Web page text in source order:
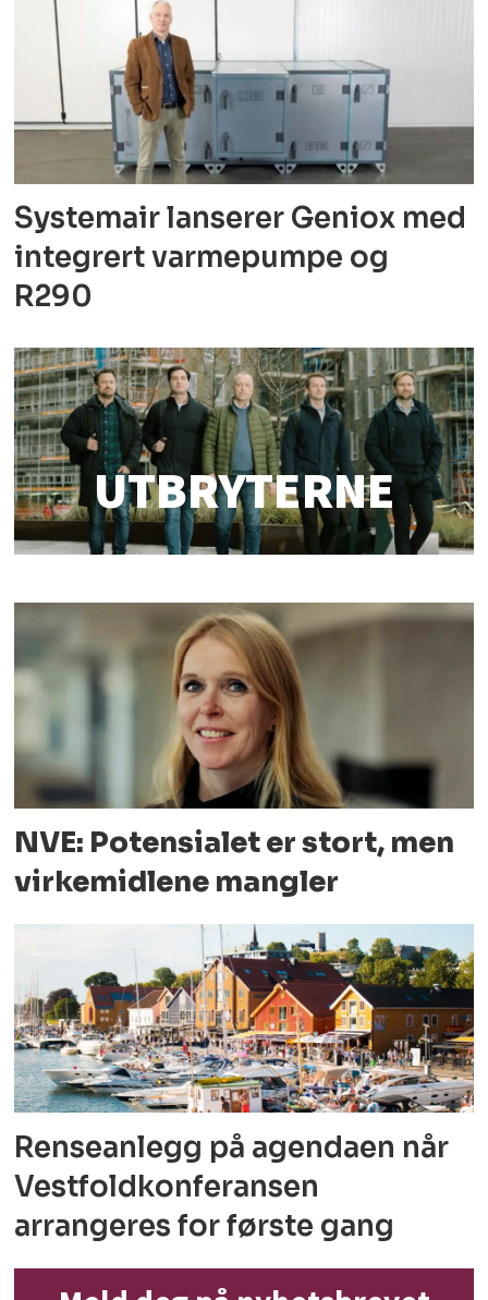
Systemair lanserer Geniox med
integrert varmepumpe og
R290
UTBRYTERNE
NVE: Potensialet er stort, men
virkemidlene mangler
Renseanlegg på agendaen når
Vestfoldkonferansen
arrangeres for første gang